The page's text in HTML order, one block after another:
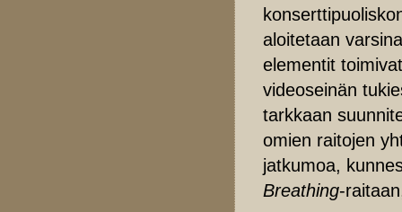
aloitetaan
elementit
videoseinän
tarkkaan
omien raitojen
jatkumoa,
Breathing-